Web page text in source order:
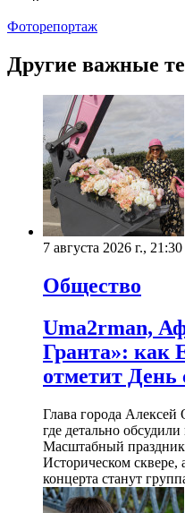
Фоторепортаж
Другие важные
7 августа 2026 г., 21:30
Общество
Uma2rman,
Гранта»: как
отметит День
Глава города Алексей
где детально
Масштабный праздник
Историческом сквере,
концерта станут